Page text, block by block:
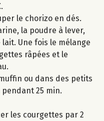
le chorizo en dés.
la poudre à lever,
lait. Une fois le mélange
râpées et le
ou dans des petits
25 min.
les courgettes par 2